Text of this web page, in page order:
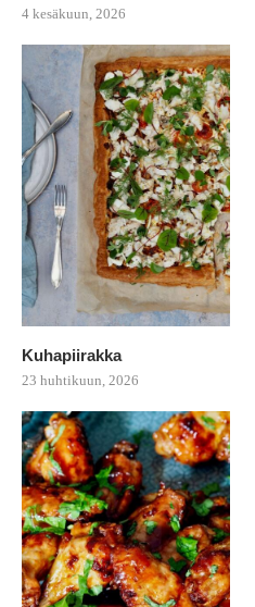
4 kesäkuun, 2026
Kuhapiirakka
23 huhtikuun, 2026